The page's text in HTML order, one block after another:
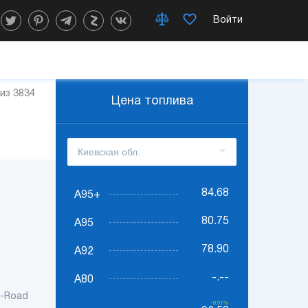
Войти
3834
Road
Цена топлива
А95+ 84.68
А95 80.75
А92 78.90
А80 -.--
-0.51%